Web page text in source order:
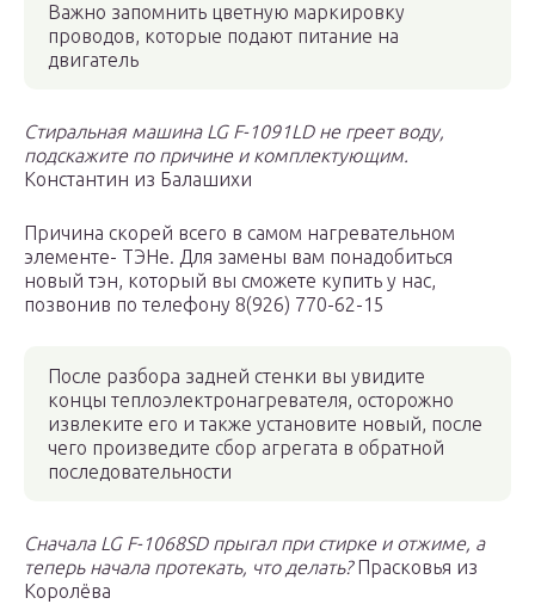
Важно запомнить цветную маркировку
проводов, которые подают питание на
двигатель
Стиральная машина LG F-1091LD не греет воду,
подскажите по причине и комплектующим.
Константин из Балашихи
Причина скорей всего в самом нагревательном
элементе- ТЭНе. Для замены вам понадобиться
новый тэн, который вы сможете купить у нас,
позвонив по телефону 8(926) 770-62-15
После разбора задней стенки вы увидите
концы теплоэлектронагревателя, осторожно
извлеките его и также установите новый, после
чего произведите сбор агрегата в обратной
последовательности
Сначала LG F-1068SD прыгал при стирке и отжиме, а
теперь начала протекать, что делать?Прасковья из
Королёва